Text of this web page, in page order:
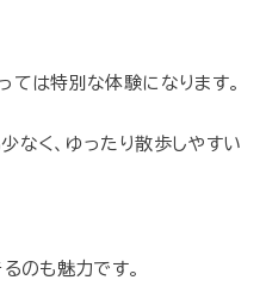
ては特別な体験になります。
なく、ゆったり散歩しやすい
るのも魅力です。